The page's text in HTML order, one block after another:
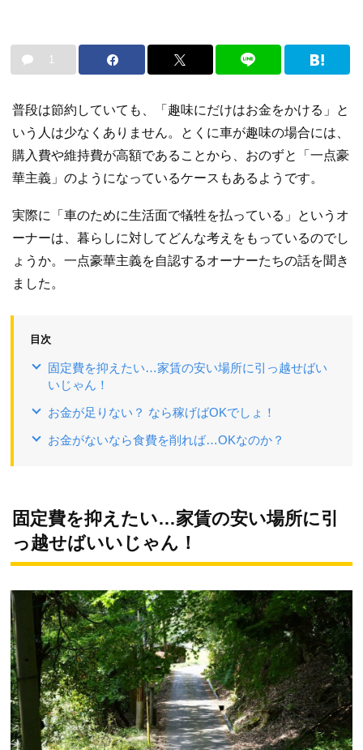
1
普段は節約していても、「趣味にだけはお金をかける」と
いう人は少なくありません。とくに車が趣味の場合には、
購入費や維持費が高額であることから、おのずと「一点豪
華主義」のようになっているケースもあるようです。
実際に「車のために生活面で犠牲を払っている」というオ
ーナーは、暮らしに対してどんな考えをもっているのでし
ょうか。一点豪華主義を自認するオーナーたちの話を聞き
ました。
目次
固定費を抑えたい…家賃の安い場所に引っ越せばい
いじゃん！
お金が足りない？ なら稼げばOKでしょ！
お金がないなら食費を削れば…OKなのか？
固定費を抑えたい…家賃の安い場所に引
っ越せばいいじゃん！